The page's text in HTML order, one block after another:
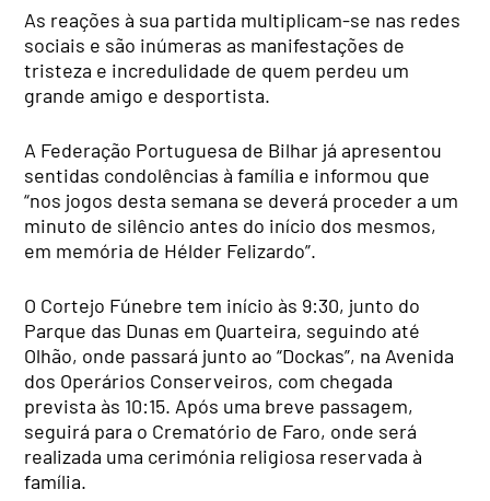
As reações à sua partida multiplicam-se nas redes
sociais e são inúmeras as manifestações de
tristeza e incredulidade de quem perdeu um
grande amigo e desportista.
A Federação Portuguesa de Bilhar já apresentou
sentidas condolências à família e informou que
“nos jogos desta semana se deverá proceder a um
minuto de silêncio antes do início dos mesmos,
em memória de Hélder Felizardo”.
O Cortejo Fúnebre tem início às 9:30, junto do
Parque das Dunas em Quarteira, seguindo até
Olhão, onde passará junto ao “Dockas”, na Avenida
dos Operários Conserveiros, com chegada
prevista às 10:15. Após uma breve passagem,
seguirá para o Crematório de Faro, onde será
realizada uma cerimónia religiosa reservada à
família.